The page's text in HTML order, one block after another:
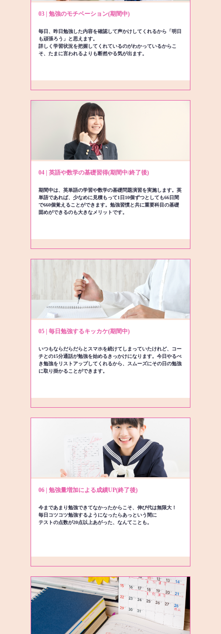
03 | 勉強のモチベーション(期間中)
毎日、昨日勉強した内容を確認して声かけしてくれるから「明日
も頑張ろう」と思えます。
詳しく学習状況を把握してくれているのがわかっているからこ
そ、たまに言われるよりも断然やる気が出ます。
04 | 英語や数学の基礎習得(期間中/終了後)
期間中は、英単語の学習や数学の基礎問題演習を実施します。英
単語であれば、少なめに見積もって1日10個ずつとしても66日間
で660個覚えることができます。勉強習慣と共に重要科目の基礎
固めができるのも大きなメリットです。
05 | 毎日勉強するキッカケ(期間中)
いつもならだらだらとスマホを続けてしまっていたけれど、コー
チとの15分通話が勉強を始めるきっかけになります。今日やるべ
き勉強をリストアップしてくれるから、スムーズにその日の勉強
に取り掛かることができます。
06 | 勉強量増加による成績UP(終了後)
今まであまり勉強できてなかったからこそ、伸び代は無限大！
毎日コツコツ勉強するようになったらあっという間に
テストの点数が20点以上あがった、なんてことも。